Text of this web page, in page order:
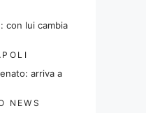
con lui cambia
arriva a
NEWS